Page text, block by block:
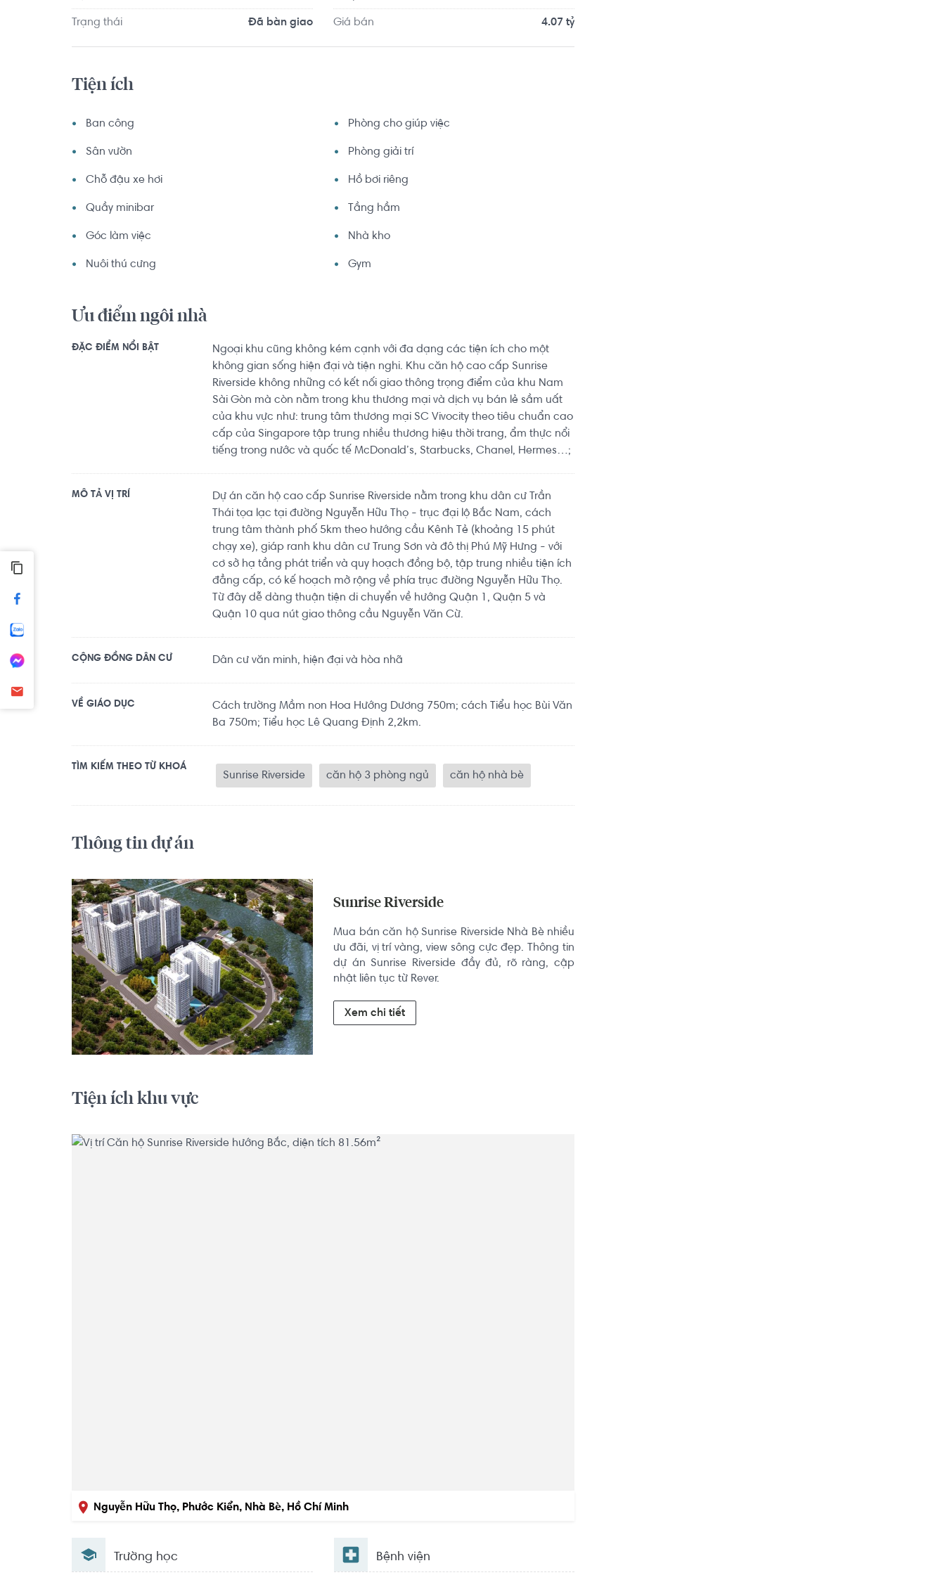
Trạng thái Đã bàn giao Giá bán 4.07 tỷ
Tiện ích
Ban công Phòng cho giúp việc
Sân vườn Phòng giải trí
Chỗ đậu xe hơi Hồ bơi riêng
Quầy minibar Tầng hầm
Góc làm việc Nhà kho
Nuôi thú cưng Gym
Ưu điểm ngôi nhà
ĐẶC ĐIỂM NỔI BẬT
Ngoại khu cũng không kém cạnh với đa dạng các tiện ích cho một
không gian sống hiện đại và tiện nghi. Khu căn hộ cao cấp Sunrise
Riverside không những có kết nối giao thông trọng điểm của khu Nam
Sài Gòn mà còn nằm trong khu thương mại và dịch vụ bán lẻ sầm uất
của khu vực như: trung tâm thương mại SC Vivocity theo tiêu chuẩn cao
cấp của Singapore tập trung nhiều thương hiệu thời trang, ẩm thực nổi
tiếng trong nước và quốc tế McDonald’s, Starbucks, Chanel, Hermes…;
MÔ TẢ VỊ TRÍ
Dự án căn hộ cao cấp Sunrise Riverside nằm trong khu dân cư Trần
Thái tọa lạc tại đường Nguyễn Hữu Thọ - trục đại lộ Bắc Nam, cách
trung tâm thành phố 5km theo hướng cầu Kênh Tẻ (khoảng 15 phút
chạy xe), giáp ranh khu dân cư Trung Sơn và đô thị Phú Mỹ Hưng - với
cơ sở hạ tầng phát triển và quy hoạch đồng bộ, tập trung nhiều tiện ích
đẳng cấp, có kế hoạch mở rộng về phía trục đường Nguyễn Hữu Thọ.
Từ đây dễ dàng thuận tiện di chuyển về hướng Quận 1, Quận 5 và
Quận 10 qua nút giao thông cầu Nguyễn Văn Cừ.
CỘNG ĐỒNG DÂN CƯ Dân cư văn minh, hiện đại và hòa nhã
VỀ GIÁO DỤC
Cách trường Mầm non Hoa Hướng Dương 750m; cách Tiểu học Bùi Văn
Ba 750m; Tiểu học Lê Quang Định 2,2km.
TÌM KIẾM THEO TỪ KHOÁ
Sunrise Riverside căn hộ 3 phòng ngủ căn hộ nhà bè
Thông tin dự án
Sunrise Riverside
Mua bán căn hộ Sunrise Riverside Nhà Bè nhiều
ưu đãi, vị trí vàng, view sông cực đẹp. Thông tin
dự án Sunrise Riverside đầy đủ, rõ ràng, cập
nhật liên tục từ Rever.
Xem chi tiết
Tiện ích khu vực
Nguyễn Hữu Thọ, Phước Kiển, Nhà Bè, Hồ Chí Minh
Trường học Bệnh viện